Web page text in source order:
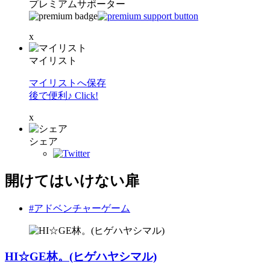
プレミアムサポーター
x
マイリスト
マイリストへ保存
後で便利♪ Click!
x
シェア
開けてはいけない扉
#アドベンチャーゲーム
HI☆GE林。(ヒゲハヤシマル)